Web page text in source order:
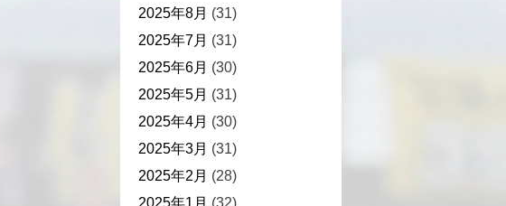
2025年8月 (31)
2025年7月 (31)
2025年6月 (30)
2025年5月 (31)
2025年4月 (30)
2025年3月 (31)
2025年2月 (28)
2025年1月 (32)